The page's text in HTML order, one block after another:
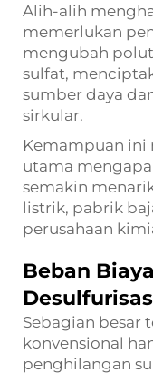
Alih-alih
memerlukan
mengubah
sulfat,
sumber daya
sirkular.
Kemampuan ini
utama
semakin
listrik, pabrik
perusahaan
Beban
Sebagian besar
konvensional
penghilangan